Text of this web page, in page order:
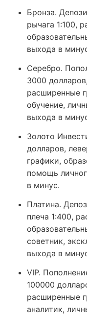
Бронза.
рычага 1:100,
выхода в
Серебро.
3000
расширенные
обучение,
выхода в
Золото
долларов,
графики,
помощь
в минус.
Платина.
плеча 1:400,
советник,
выхода в
VIP.
100000
расширенные
аналитик,